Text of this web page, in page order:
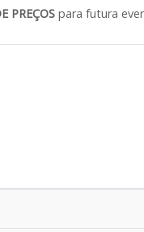
PREÇOS para futura